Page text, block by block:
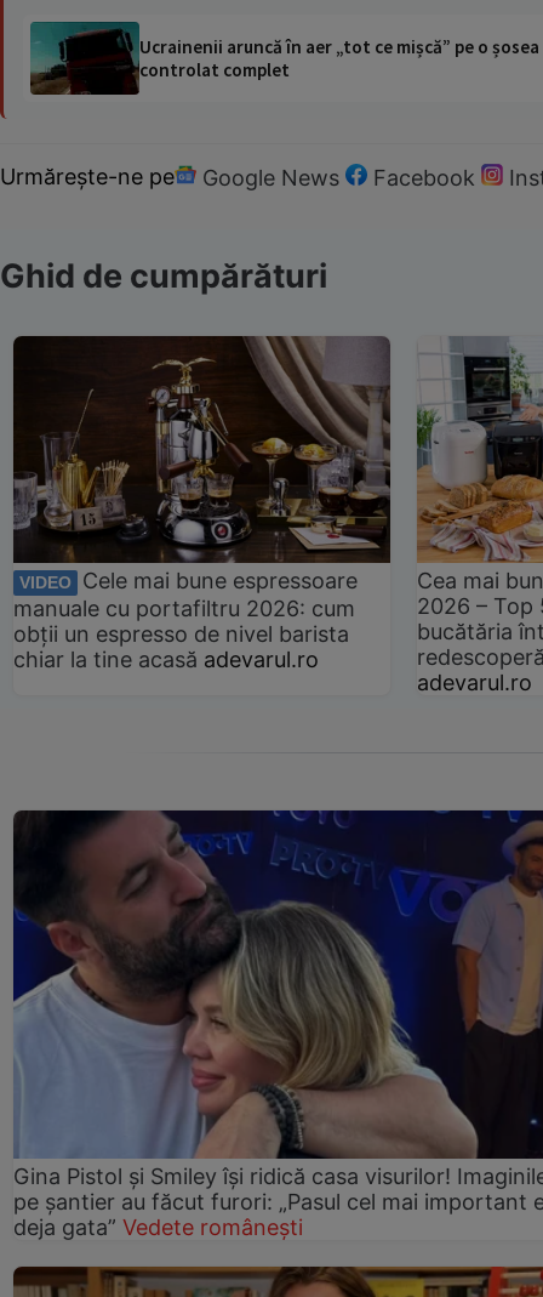
Ucrainenii aruncă în aer „tot ce mișcă” pe o
controlat complet
Urmărește-ne pe Google News Facebook
Ghid de cumpărături
VIDEO
Cele mai bune espressoare
manuale cu portafiltru 2026: cum
obții un espresso de nivel barista
chiar la tine acasă adevarul.ro
Cea mai
2026 –
bucătăria
adevarul.ro
Gina Pistol și Smiley își ridică casa visurilor!
pe șantier au făcut furori: „Pasul cel mai important
deja gata” Vedete românești